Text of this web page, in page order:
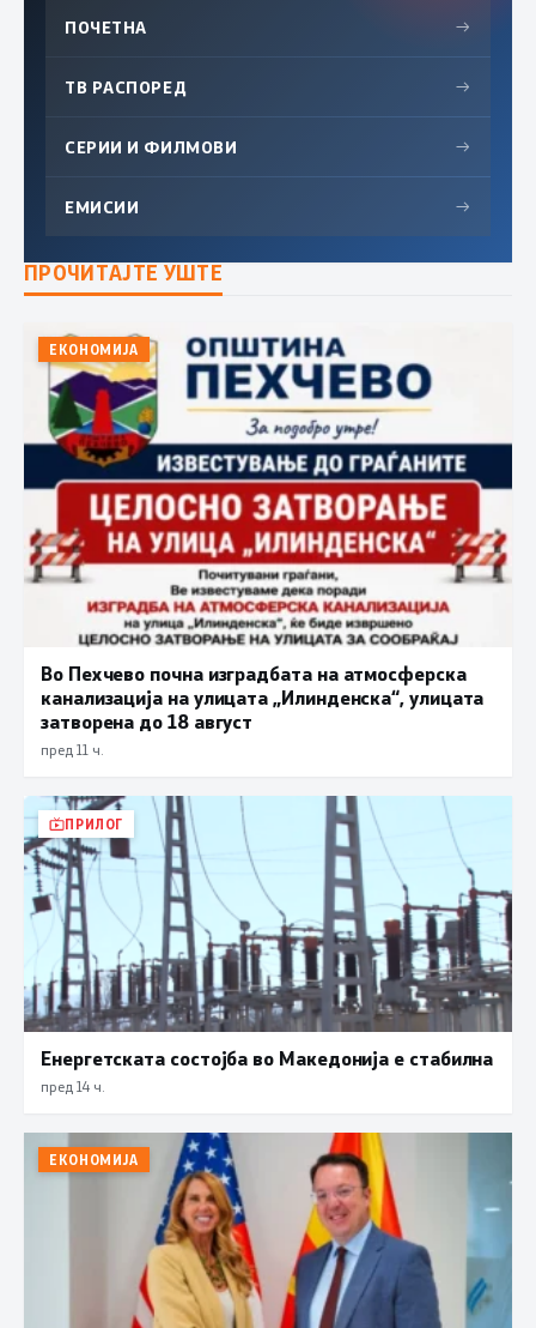
ПОЧЕТНА →
ТВ РАСПОРЕД →
СЕРИИ И ФИЛМОВИ →
ЕМИСИИ →
ПРОЧИТАЈТЕ УШТЕ
ЕКОНОМИЈА
Во Пехчево почна изградбата на атмосферска
канализација на улицата „Илинденска“, улицата
затворена до 18 август
пред 11 ч.
ПРИЛОГ
Енергетската состојба во Македонија е стабилна
пред 14 ч.
ЕКОНОМИЈА